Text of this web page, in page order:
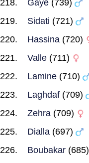
Gaye (739)
Sidati (721)
Hassina (720)
Valle (711)
Lamine (710)
Laghdaf (709)
Zehra (709)
Dialla (697)
Boubakar (685)